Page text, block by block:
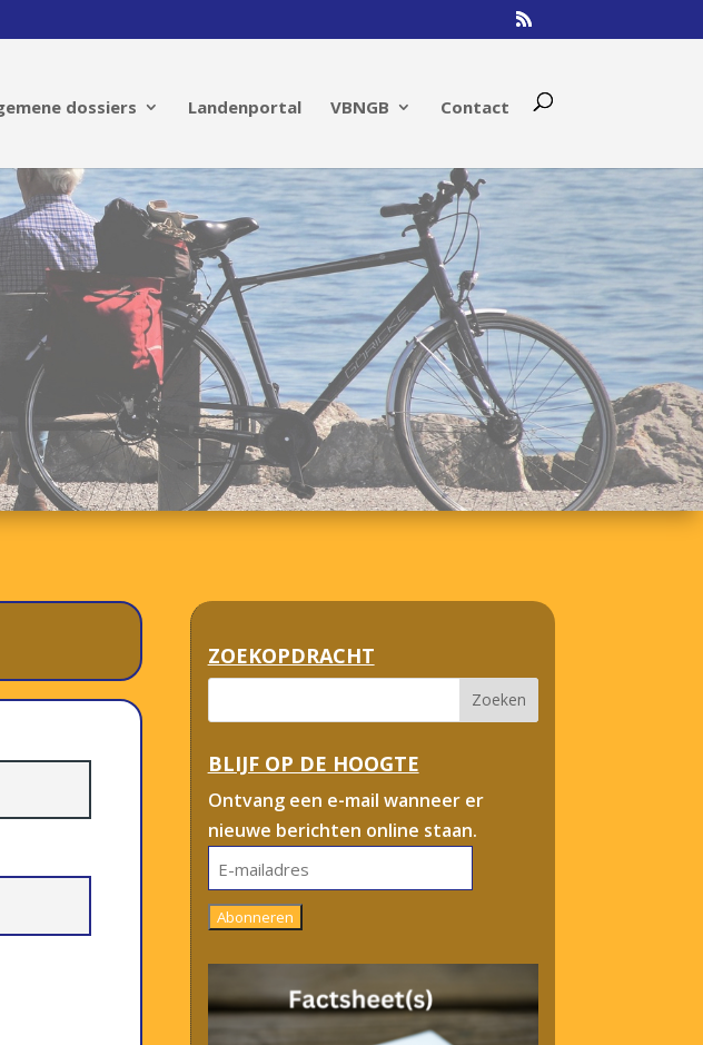
dossiers Landenportal VBNGB Contact
ZOEKOPDRACHT
BLIJF OP DE HOOGTE
Ontvang een e-mail wanneer er
nieuwe berichten online staan.
E-
mailadres
Abonneren